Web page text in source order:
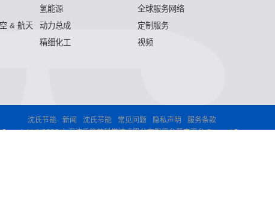
氢能源
& 航天
动力总成
精细化工
全球服务网络
定制服务
视频
沈氏节能 新闻 沈氏节能 常见问题 隐私声明
服务条款
Copyright © 2026 上海沈氏能效科学技术股分有限平台英文平台 Support By